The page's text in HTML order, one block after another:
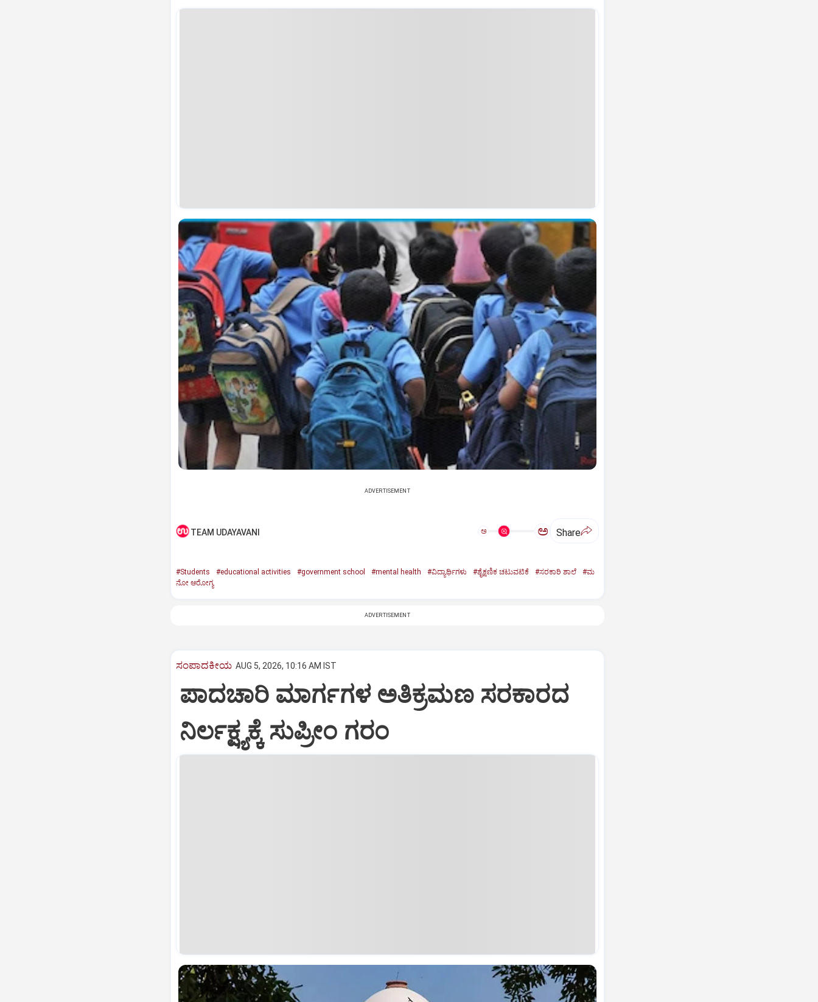
ADVERTISEMENT
TEAM UDAYAVANI ಅ ಅ Share
#Students #educational activities #government school #mental health #ವಿದ್ಯಾರ್ಥಿಗಳು #ಶೈಕ್ಷಣಿಕ ಚಟುವಟಿಕೆ #ಸರಕಾರಿ ಶಾಲೆ
#ಮ
ನೋ ಆರೋಗ್ಯ
ADVERTISEMENT
ಸಂಪಾದಕೀಯ AUG 5, 2026, 10:16 AM IST
ಪಾದಚಾರಿ ಮಾರ್ಗಗಳ ಅತಿಕ್ರಮಣ ಸರಕಾರದ
ನಿರ್ಲಕ್ಷ್ಯಕ್ಕೆ ಸುಪ್ರೀಂ ಗರಂ